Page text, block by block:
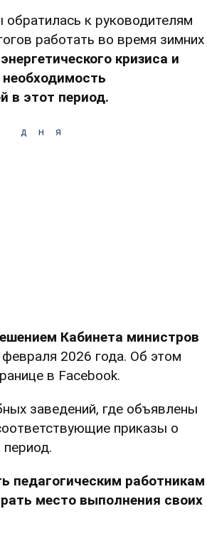
к руководителям
работать во время зимних
кризиса и
необходимость
в этот период.
дня
Кабинета министров
2026 года. Об этом
в Facebook.
заведений, где объявлены
приказы о
педагогическим работникам
место выполнения своих